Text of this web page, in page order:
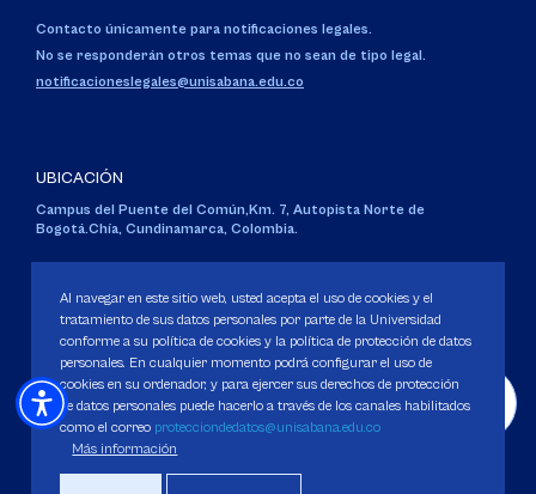
Contacto únicamente para notificaciones legales.
No se responderán otros temas que no sean de tipo legal.
notificacioneslegales@unisabana.edu.co
UBICACIÓN
Campus del Puente del Común,Km. 7, Autopista Norte de
Bogotá.Chía, Cundinamarca, Colombia.
Personería Jurídica:Resolución 130 del 14 de enero de 1980.
Ministerio de Educación Nacional.
Política de Protección de datos
Al navegar en este sitio web, usted acepta el uso de cookies y el
tratamiento de sus datos personales por parte de la Universidad
conforme a su política de cookies y la política de protección de datos
personales. En cualquier momento podrá configurar el uso de
cookies en su ordenador, y para ejercer sus derechos de protección
de datos personales puede hacerlo a través de los canales habilitados
como el correo protecciondedatos@unisabana.edu.co
Más información